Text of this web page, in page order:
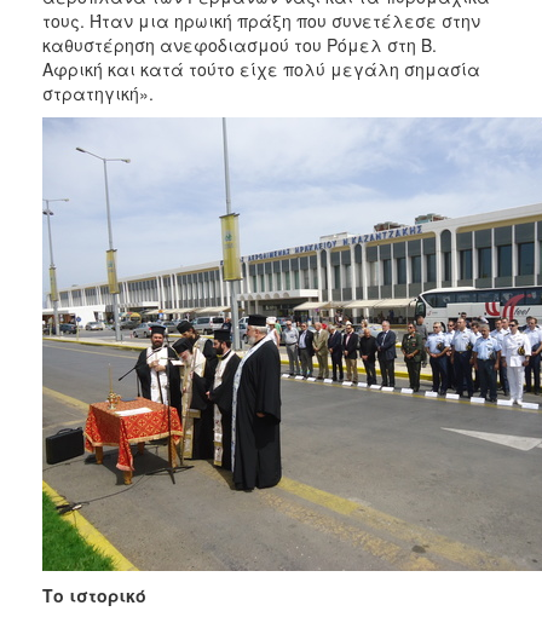
τους. Ήταν μια ηρωική πράξη που συνετέλεσε στην
καθυστέρηση ανεφοδιασμού του Ρόμελ στη Β.
Αφρική και κατά τούτο είχε πολύ μεγάλη σημασία
στρατηγική».
Το ιστορικό